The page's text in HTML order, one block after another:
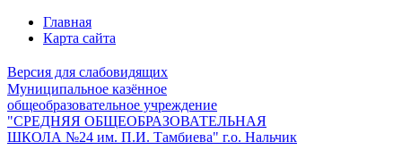
Главная
Карта сайта
Версия для слабовидящих
Муниципальное казённое
общеобразовательное учреждение
"СРЕДНЯЯ ОБЩЕОБРАЗОВАТЕЛЬНАЯ
ШКОЛА №24 им. П.И. Тамбиева" г.о. Нальчик